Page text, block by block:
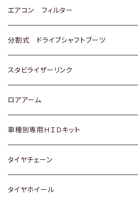
スバル
マツダ
三菱
スバル
三菱
スバル
スズキ
日産
いすゞ
ダイハツ
マツダ
三菱
スバル
トヨタ
ホンダ
スズキ
日産
ダイハツ
マツダ
三菱
エアコン フィルター
トヨタ
ホンダ
スズキ
日産
いすゞ
ダイハツ
分割式 ドライブシャフトブーツ
トヨタ
ホンダ
スズキ
日産
ダイハツ
スタビライザーリンク
トヨタ
ホンダ
スズキ
日産
ロアアーム
ホンダ
スズキ
日産
車種別専用ＨＩＤキット
トヨタ
マツダ
タイヤチェーン
タイヤホイール